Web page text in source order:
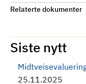
Relaterte dokumenter
Siste nytt
25.11.2025